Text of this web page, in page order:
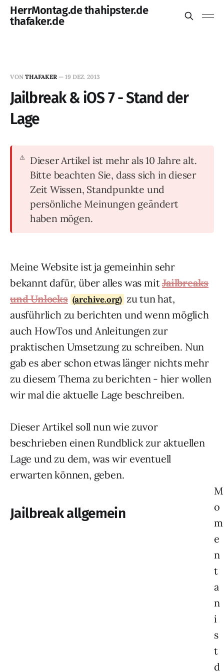
HerrMontag.de thahipster.de
thafaker.de
VON THAFAKER — 19 DEZ. 2013
Jailbreak & iOS 7 - Stand der
Lage
Dieser Artikel ist mehr als 10 Jahre alt.
Bitte beachten Sie, dass sich in dieser
Zeit Wissen, Standpunkte und
persönliche Meinungen geändert
haben mögen.
Meine Website ist ja gemeinhin sehr
bekannt dafür, über alles was mitJailbreaks
und Unlocks (archive.org) zu tun hat,
ausführlich zu berichten und wenn möglich
auch HowTos und Anleitungen zur
praktischen Umsetzung zu schreiben. Nun
gab es aber schon etwas länger nichts mehr
zu diesem Thema zu berichten - hier wollen
wir mal die aktuelle Lage beschreiben.
Dieser Artikel soll nun wie zuvor
beschrieben einen Rundblick zur aktuellen
Lage und zu dem, was wir eventuell
erwarten können, geben.
Jailbreak allgemein
M
o
m
e
n
t
a
n
i
s
t
d